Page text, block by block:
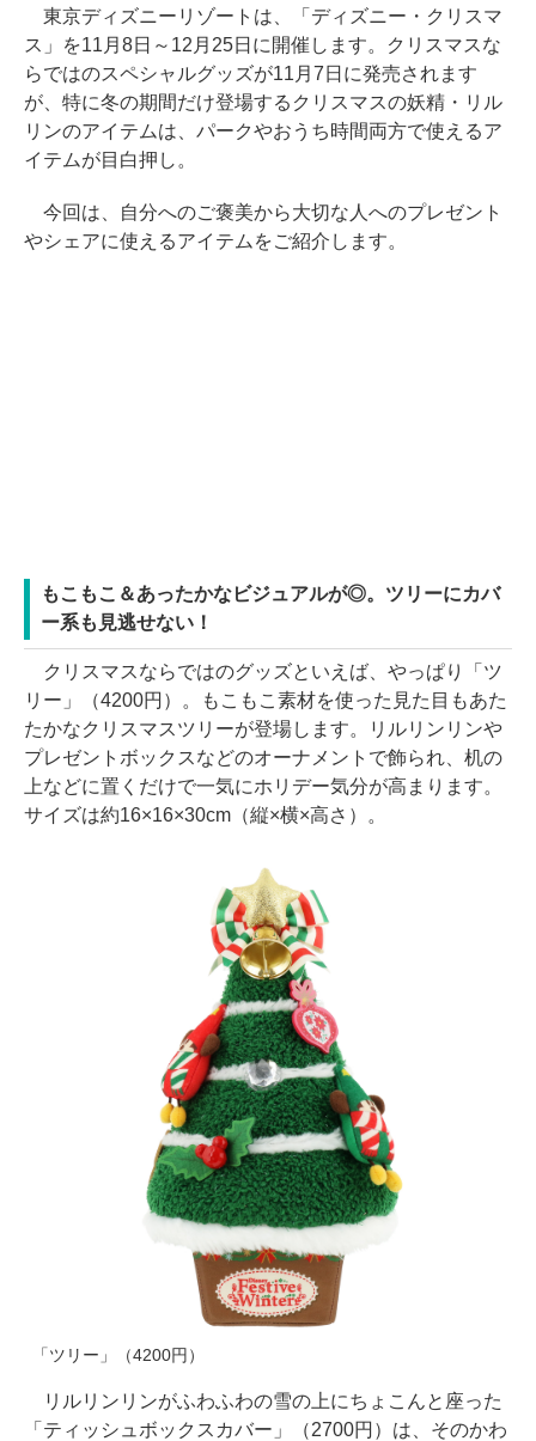
東京ディズニーリゾートは、「ディズニー・クリスマ
ス」を11月8日～12月25日に開催します。クリスマスな
らではのスペシャルグッズが11月7日に発売されます
が、特に冬の期間だけ登場するクリスマスの妖精・リル
リンのアイテムは、パークやおうち時間両方で使えるア
イテムが目白押し。
今回は、自分へのご褒美から大切な人へのプレゼント
やシェアに使えるアイテムをご紹介します。
もこもこ＆あったかなビジュアルが◎。ツリーにカバ
ー系も見逃せない！
クリスマスならではのグッズといえば、やっぱり「ツ
リー」（4200円）。もこもこ素材を使った見た目もあた
たかなクリスマスツリーが登場します。リルリンリンや
プレゼントボックスなどのオーナメントで飾られ、机の
上などに置くだけで一気にホリデー気分が高まります。
サイズは約16×16×30cm（縦×横×高さ）。
「ツリー」（4200円）
リルリンリンがふわふわの雪の上にちょこんと座った
「ティッシュボックスカバー」（2700円）は、そのかわ